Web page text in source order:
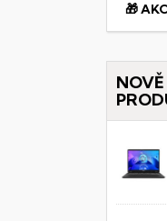
🎁